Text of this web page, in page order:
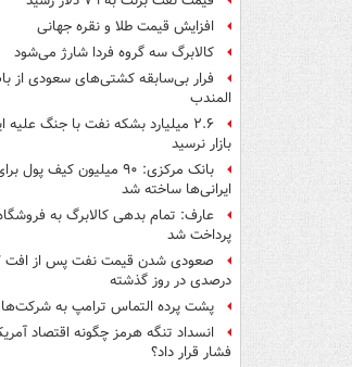
افزایش قیمت طلا و نقره جهانی
کالابرگ سه گروه فردا شارژ می‌شود
فرار بی‌سابقه کشتی‌های سعودی از
المندب
۲.۶ میلیارد بشکه نفت با جنگ علیه
بازار نرسید
بانک مرکزی: ۹۰ میلیون کیف پول
ایرانی‌ها ساخته شد
عارف: تمام بدهی کالابرگ به
پرداخت شد
درصدی در روز گذشته
پشت پرده التماس ترامپ به
انسداد تنگه هرمز چگونه اقتصاد
فشار قرار داد؟